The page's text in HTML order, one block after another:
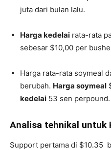
juta dari bulan lalu.
Harga kedelai rata-rata
sebesar $10,00 per
Harga rata-rata soymeal
berubah. Harga soymeal
kedelai 53 sen perpound.
Analisa tehnikal untuk
Support pertama di $10.35